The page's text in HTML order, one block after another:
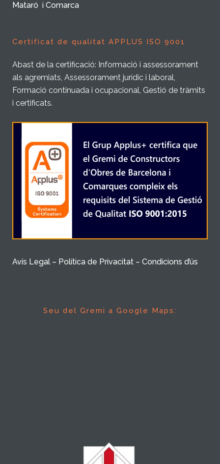
Mataró i Comarca
Certificat de qualitat APPLUS ISO 9001
Abast de la certificació: Informació i assessorament
als agremiats, Assessorament jurídic i laboral,
Formació continuada i ocupacional, Gestió de tràmits
i certificats.
Avís Legal – Política de Privacitat – Condicions d’ús
Seu del Gremi a Google Maps: